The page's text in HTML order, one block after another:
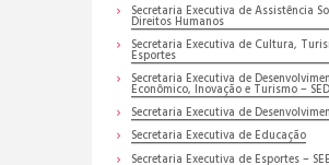
Secretaria Executiva de Assistência
Direitos Humanos
Secretaria Executiva de Cultura,
Esportes
Secretaria Executiva de
Econômico, Inovação e Turismo –
Secretaria Executiva de
Secretaria Executiva de Educação
Secretaria Executiva de Esportes –